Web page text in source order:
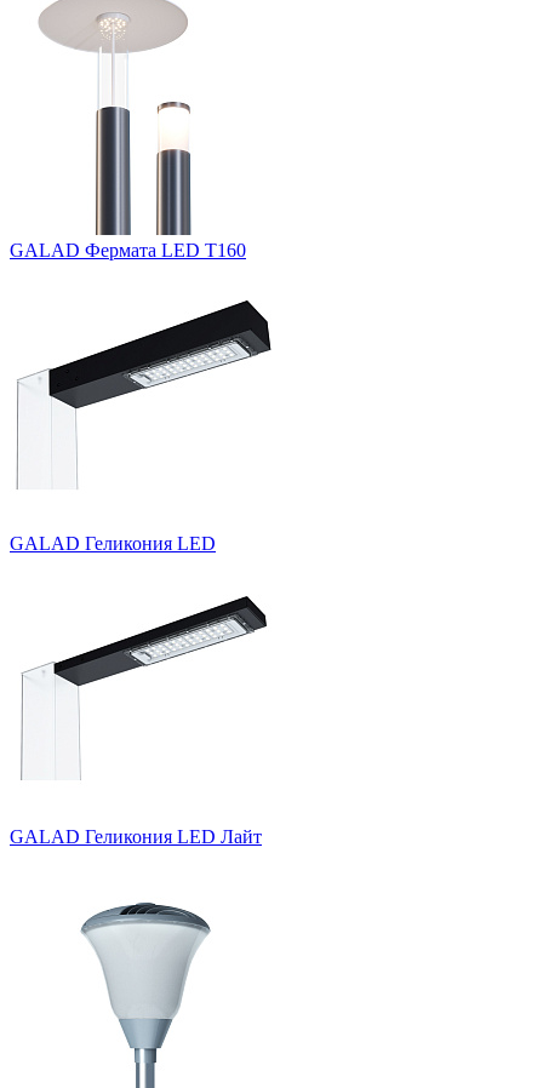
GALAD Фермата LED Т160
GALAD Геликония LED
GALAD Геликония LED Лайт